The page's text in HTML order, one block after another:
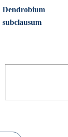
Dendrobium
subclausum